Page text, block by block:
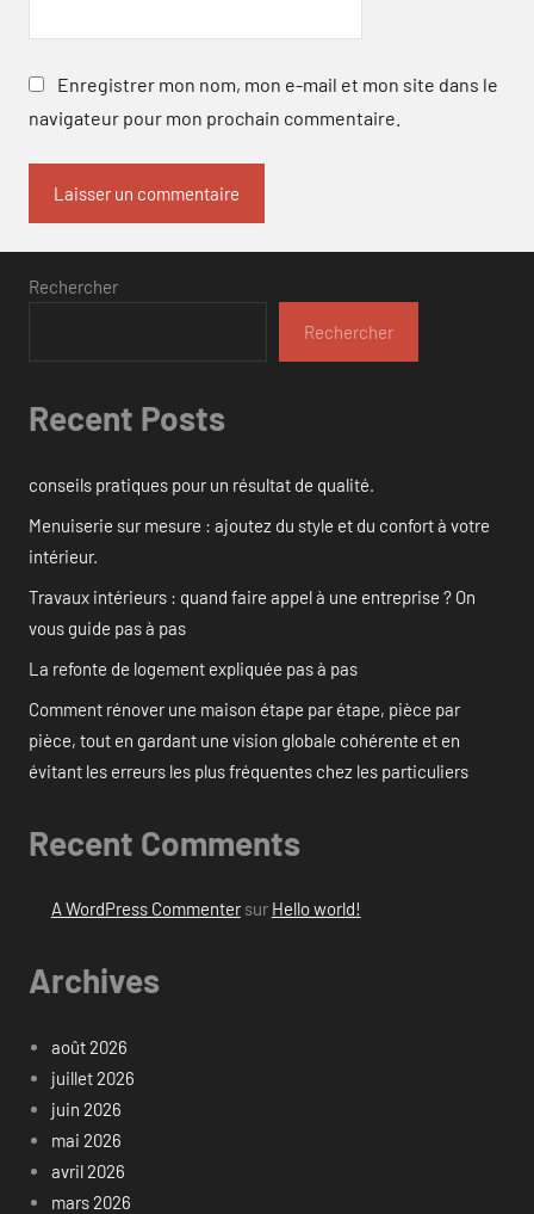
Enregistrer mon nom, mon e-mail et mon site dans le
navigateur pour mon prochain commentaire.
Rechercher
Rechercher
Recent Posts
conseils pratiques pour un résultat de qualité.
Menuiserie sur mesure : ajoutez du style et du confort à votre
intérieur.
Travaux intérieurs : quand faire appel à une entreprise ? On
vous guide pas à pas
La refonte de logement expliquée pas à pas
Comment rénover une maison étape par étape, pièce par
pièce, tout en gardant une vision globale cohérente et en
évitant les erreurs les plus fréquentes chez les particuliers
Recent Comments
A WordPress Commentersur Hello world!
Archives
août 2026
juillet 2026
juin 2026
mai 2026
avril 2026
mars 2026